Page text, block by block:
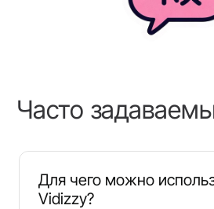
Часто
Для чего можно
Vidizzy?